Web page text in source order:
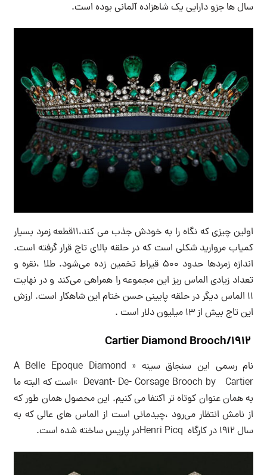
سال ها جزو دارایی یک شاهزاده آلمانی بوده است.
اولین چیزی که نگاه را به خودش جذب می کند،۱۱قطعه زمرد بسیار
کمیاب مروارید شکلی است که در حلقه بالای تاج قرار گرفته است.
اندازه زمردها حدود ۵۰۰ قیراط تخمین زده می‌شود. طلا ،نقره و
تعداد زیادی الماس ریز این مجموعه را همراهی می‌کند و در نهایت
۱۱ الماس دیگر در حلقه پایینی حسن ختام این شاهکار است. ارزش
این تاج بیش از ۱۳ میلیون دلار است .
Cartier Diamond Brooch/1912
نام رسمی این سنجاق سینه « A Belle Epoque Diamond
Devant- De- Corsage Brooch by Cartier »است که البته ما
به همان عنوان کوتاه تر اکتفا می کنیم. این محصول همان طور که
از نامش انتظار می‌رود ،چیدمانی است از الماس های عالی که به
سال ۱۹۱۲ در کارگاه Henri Picqدر پاریس ساخته شده است.